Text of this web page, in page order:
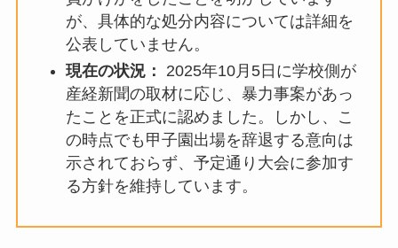
が、具体的な処分内容については詳細を
公表していません。
現在の状況：
2025年10月5日に学校側が
産経新聞の取材に応じ、暴力事案があっ
たことを正式に認めました。しかし、こ
の時点でも甲子園出場を辞退する意向は
示されておらず、予定通り大会に参加す
る方針を維持しています。